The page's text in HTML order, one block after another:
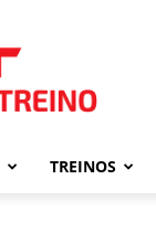
de
Treino
TREINOS